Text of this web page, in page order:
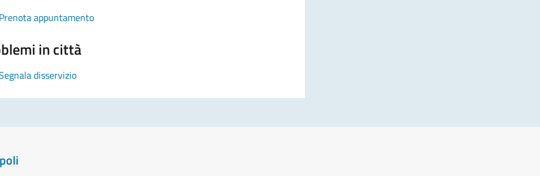
Prenota appuntamento
in città
disservizio